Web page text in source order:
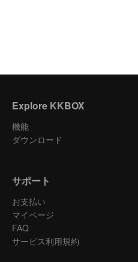
Explore KKBOX
機能
ダウンロード
サポート
お支払い
マイページ
FAQ
サービス利用規約